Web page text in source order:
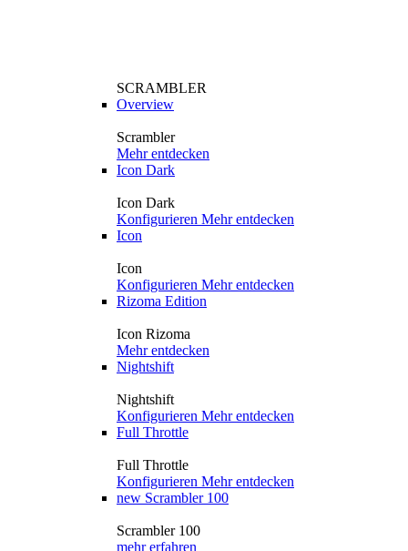
SCRAMBLER
Overview
Scrambler
Mehr entdecken
Icon Dark
Icon Dark
Konfigurieren Mehr entdecken
Icon
Icon
Konfigurieren Mehr entdecken
Rizoma Edition
Icon Rizoma
Mehr entdecken
Nightshift
Nightshift
Konfigurieren Mehr entdecken
Full Throttle
Full Throttle
Konfigurieren Mehr entdecken
new Scrambler 100
Scrambler 100
mehr erfahren